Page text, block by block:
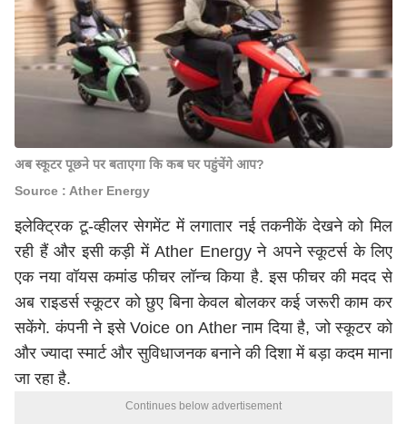
अब स्कूटर पूछने पर बताएगा कि कब घर पहुंचेंगे आप?
Source : Ather Energy
इलेक्ट्रिक टू-व्हीलर सेगमेंट में लगातार नई तकनीकें देखने को मिल
रही हैं और इसी कड़ी में Ather Energy ने अपने स्कूटर्स के लिए
एक नया वॉयस कमांड फीचर लॉन्च किया है. इस फीचर की मदद से
अब राइडर्स स्कूटर को छुए बिना केवल बोलकर कई जरूरी काम कर
सकेंगे. कंपनी ने इसे Voice on Ather नाम दिया है, जो स्कूटर को
और ज्यादा स्मार्ट और सुविधाजनक बनाने की दिशा में बड़ा कदम माना
जा रहा है.
Continues below advertisement